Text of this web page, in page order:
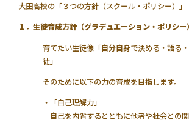
大田高校の「３つの方針（スクール・ポリシー）」
１．生徒育成方針（グラデュエーション・ポリシー）
育てたい生徒像「自分自身で決める・語る
徒」
そのために以下の力の育成を目指します。
・「自己理解力」
自己を内省するとともに他者や社会との